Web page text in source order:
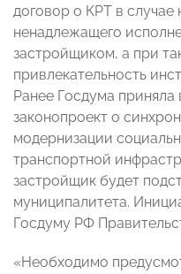
договор о КРТ в случае
ненадлежащего
застройщиком, а при
привлекательность
Ранее Госдума приняла
законопроект о
модернизации
транспортной
застройщик будет
муниципалитета.
Госдуму РФ
«Необходимо